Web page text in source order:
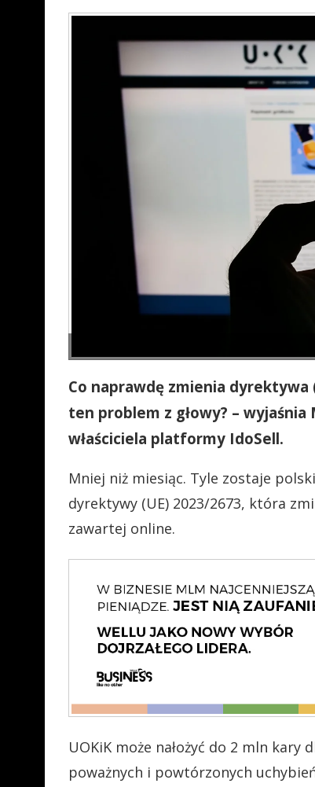
Co naprawdę zmienia dyrektywa
ten problem z głowy? – wyjaśnia
właściciela platformy IdoSell.
Mniej niż miesiąc. Tyle zostaje
dyrektywy (UE) 2023/2673, która
zawartej online.
UOKiK może nałożyć do 2 mln
poważnych i powtórzonych